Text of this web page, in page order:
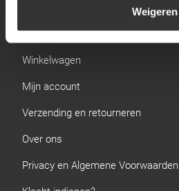
Weigeren
Links
Winkelwagen
Mijn account
Verzending en retourneren
Over ons
Privacy en Algemene Voorwaarden